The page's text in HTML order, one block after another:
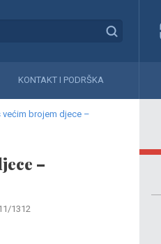
KONTAKT I PODRŠKA
brojem djece –
–
1312